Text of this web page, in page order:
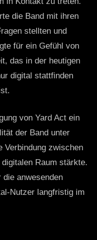
die Band mit ihren
stellten und
für ein Gefühl von
das in der heutigen
digital stattfinden
von Yard Act ein
der Band unter
Verbindung zwischen
Raum stärkte.
anwesenden
Nutzer langfristig im